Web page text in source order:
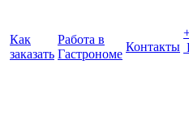
Как
заказать
Работа в
Гастрономе
Контакты